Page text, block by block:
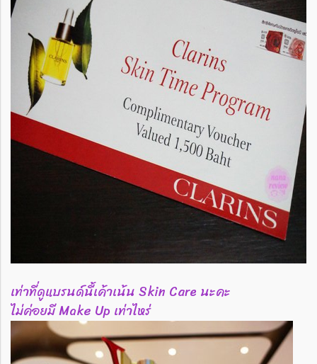
เท่าที่ดูแบรนด์นี้เค้าเน้น Skin Care นะคะ
ไม่ค่อยมี Make Up เท่าไหร่